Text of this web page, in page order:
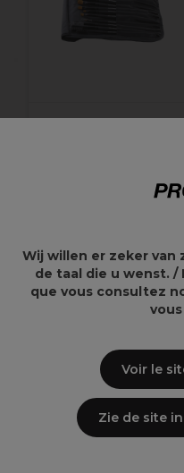
Points clés
Qualité
Fabriqué à la main
Poils naturel
Forme spécifique
de blush
Wij willen er zeker
de taal die u wenst. /
que vous consultez
Voir le
Zie de site